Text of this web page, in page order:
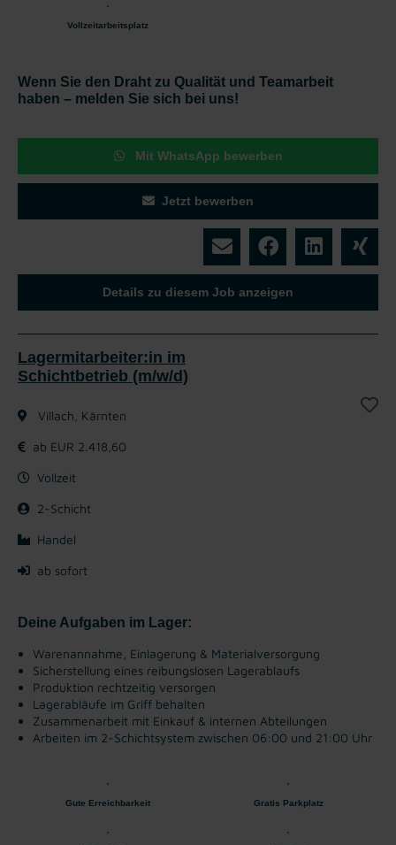
Vollzeitarbeitsplatz
Wenn Sie den Draht zu Qualität und Teamarbeit
haben – melden Sie sich bei uns!
Mit WhatsApp bewerben
Jetzt bewerben
Details zu diesem Job anzeigen
Lagermitarbeiter:in im
Schichtbetrieb (m/w/d)
Villach, Kärnten
ab EUR 2.418,60
Vollzeit
2-Schicht
Handel
ab sofort
Deine Aufgaben im Lager:
Warenannahme, Einlagerung & Materialversorgung
Sicherstellung eines reibungslosen Lagerablaufs
Produktion rechtzeitig versorgen
Lagerabläufe im Griff behalten
Zusammenarbeit mit Einkauf & internen Abteilungen
Arbeiten im 2-Schichtsystem zwischen 06:00 und 21:00 Uhr
Gute Erreichbarkeit Gratis Parkplatz